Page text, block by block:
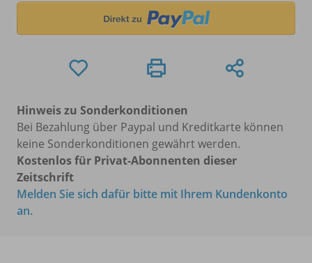
Hinweis zu Sonderkonditionen
Bei Bezahlung über Paypal und Kreditkarte können
keine Sonderkonditionen gewährt werden.
Kostenlos für Privat-Abonnenten dieser
Zeitschrift
Melden Sie sich dafür bitte mit Ihrem Kundenkonto
an.